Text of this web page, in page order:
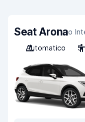
Seat Aronao
Automatico
5